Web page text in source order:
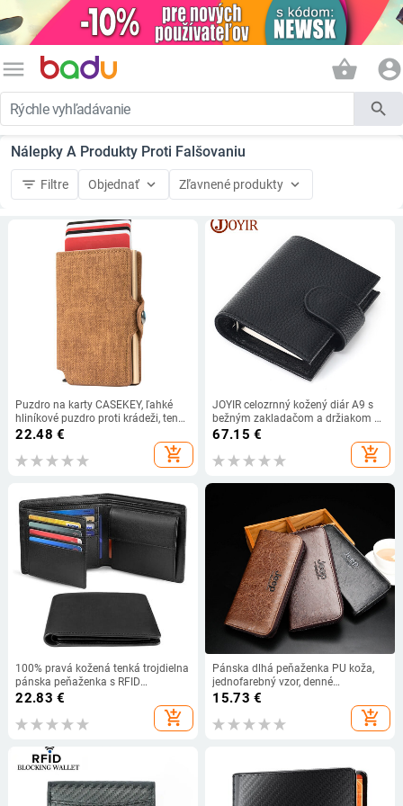
menu shopping_basket account_circle
search
Nálepky A Produkty Proti Falšovaniu
filter_list Filtre Objednať keyboard_arrow_down Zľavnené produkty keyboard_arrow_down
Puzdro na karty CASEKEY, ľahké
hliníkové puzdro proti krádeži, tenké
džínsové kožené puzdro s
vyskakovacím držiakom na karty,
peňaženka pre mužov a ženy
22.48 €
add_shopping_cart
JOYIR celozrnný kožený diár A9 s
bežným zakladačom a držiakom na
karty, peňaženka, cestovný diár
67.15 €
add_shopping_cart
100% pravá kožená tenká trojdielna
pánska peňaženka s RFID
blokovaním, vreckom na mince a
minimalistická peňaženka pre
22.83 €
add_shopping_cart
Pánska dlhá peňaženka PU koža,
jednofarebný vzor, denné
používanie, Zima 2022
15.73 €
add_shopping_cart